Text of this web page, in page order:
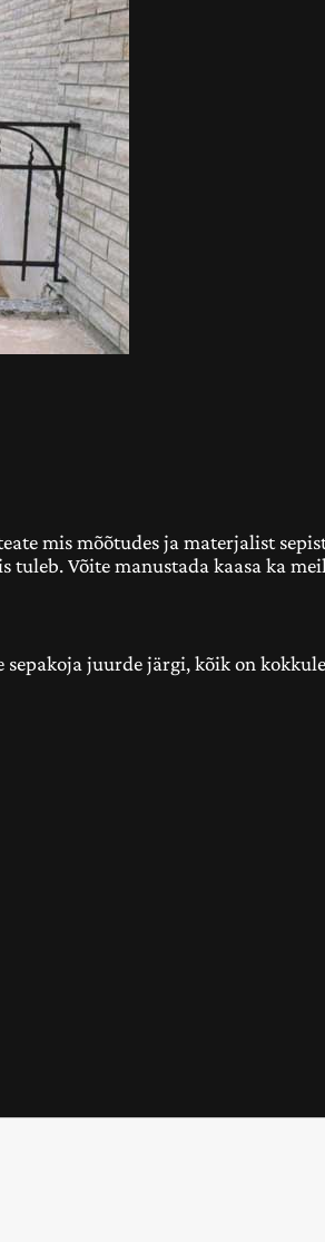
mis mõõtudes ja materjalist
Võite manustada kaasa ka
juurde järgi, kõik on